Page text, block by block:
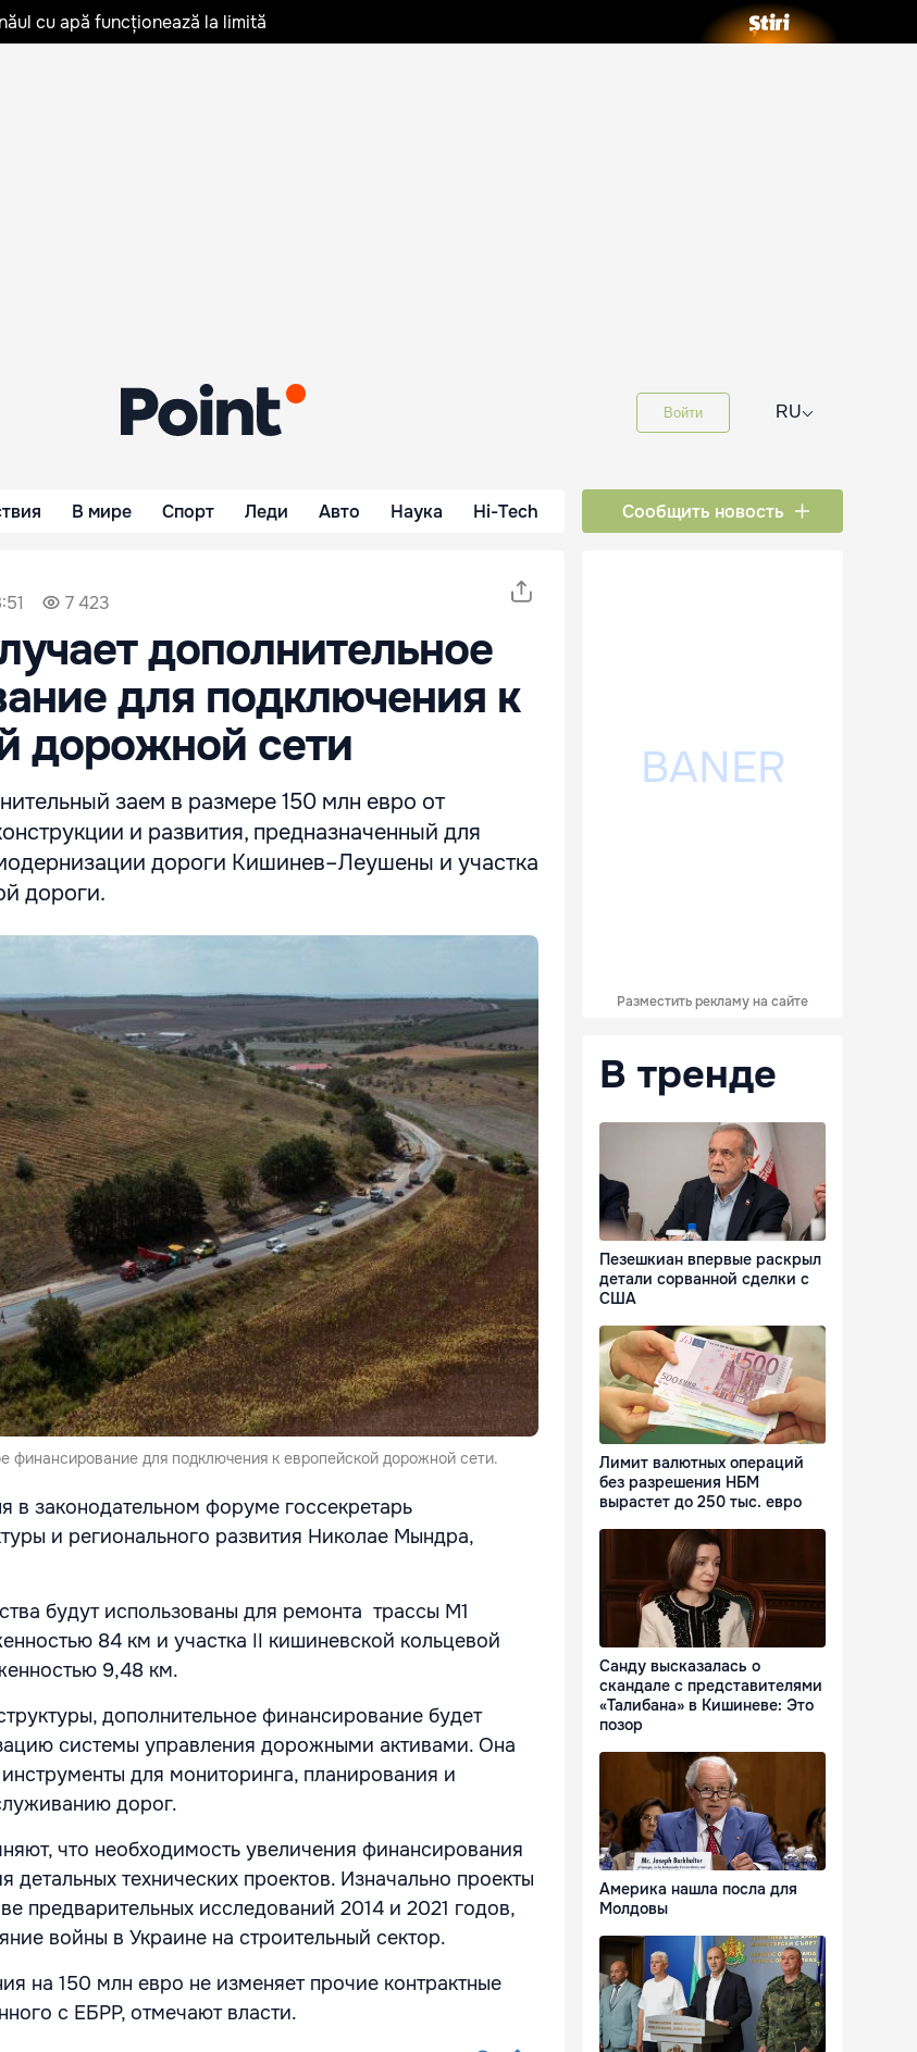
cu apă funcționează la limită
Войти RU⌵
В мире Спорт Леди Авто Наука Hi-Tech Сообщить новость
7 423
дополнительное
для подключения к
дорожной сети
заем в размере 150 млн евро от
и развития, предназначенный для
дороги Кишинев–Леушены и участка
дороги.
финансирование для подключения к европейской дорожной сети.
в законодательном форуме госсекретарь
и регионального развития Николае Мындра,
будут использованы для ремонта трассы M1
84 км и участка II кишиневской кольцевой
9,48 км.
дополнительное финансирование будет
системы управления дорожными активами. Она
для мониторинга, планирования и
дорог.
что необходимость увеличения финансирования
детальных технических проектов. Изначально проекты
предварительных исследований 2014 и 2021 годов,
войны в Украине на строительный сектор.
на 150 млн евро не изменяет прочие контрактные
с ЕБРР, отмечают власти.
Разместить рекламу на сайте
В тренде
Пезешкиан впервые раскрыл
детали сорванной сделки с
США
Лимит валютных операций
без разрешения НБМ
вырастет до 250 тыс. евро
Санду высказалась о
скандале с представителями
«Талибана» в Кишиневе: Это
позор
Америка нашла посла для
Молдовы